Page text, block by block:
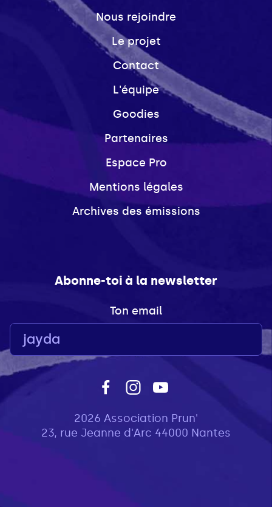
Nous rejoindre
Le projet
Contact
L'équipe
Goodies
Partenaires
Espace Pro
Mentions légales
Archives des émissions
Abonne-toi à la newsletter
Ton email
2026 Association Prun'
23, rue Jeanne d'Arc 44000 Nantes